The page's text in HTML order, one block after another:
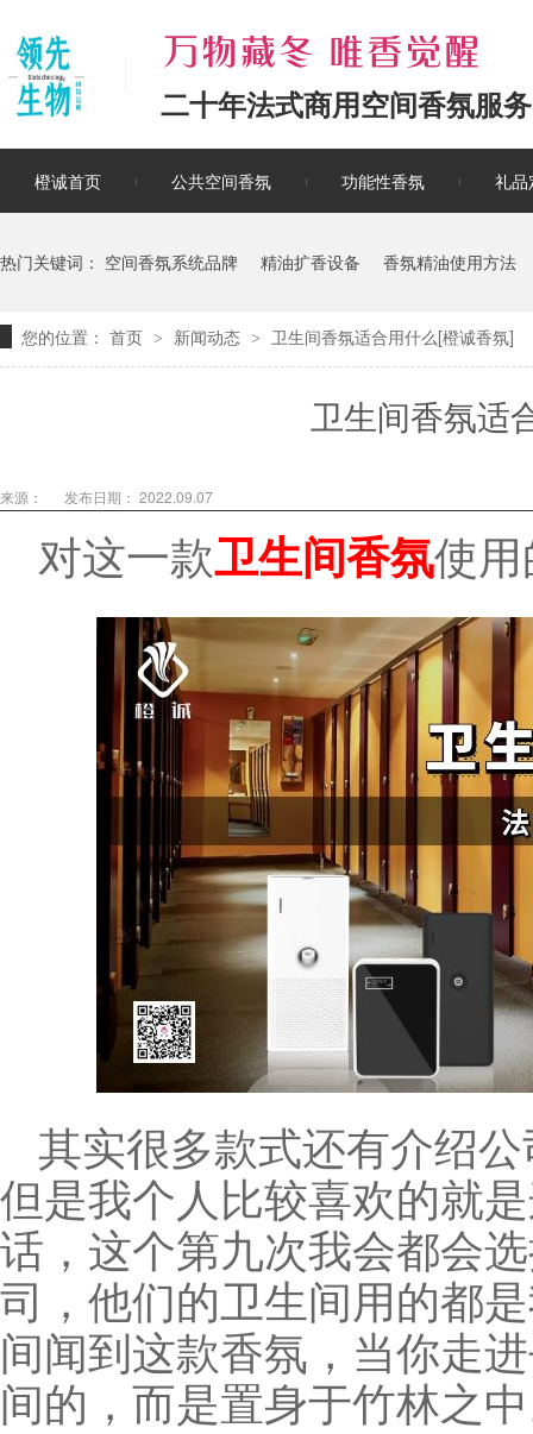
二十年法式商用空间香氛服务
橙诚首页 公共空间香氛 功能性香氛 礼品
热门关键词： 空间香氛系统品牌 精油扩香设备 香氛精油使用方法
您的位置： 首页 > 新闻动态 > 卫生间香氛适合用什么[橙诚香氛]
卫生间香氛适
来源： 发布日期： 2022.09.07
对这一款卫生间香氛使
其实很多款式还有介绍
但是我个人比较喜欢的就
话，这个第九次我会都会
司，他们的卫生间用的都
间闻到这款香氛，当你走
间的，而是置身于竹林之